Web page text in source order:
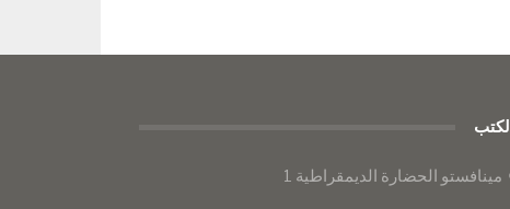
الكتب
مينافستو الحضارة الديمقراطية 1